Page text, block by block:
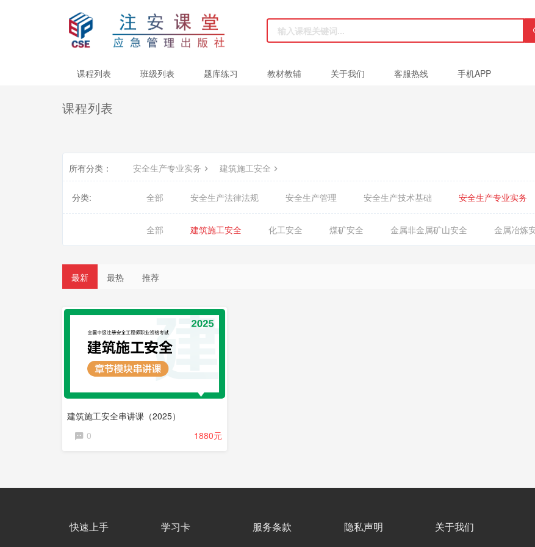
课程列表 班级列表 题库练习 教材教辅 关于我们 客服热线 手机APP
课程列表
所有分类： 安全生产专业实务 建筑施工安全
分类: 全部 安全生产法律法规 安全生产管理 安全生产技术基础 安全生产专业实务
全部 建筑施工安全 化工安全 煤矿安全 金属非金属矿山安全 金属冶炼
最新 最热 推荐
建筑施工安全串讲课（2025）
0
1880元
快速上手 学习卡 服务条款 隐私声明 关于我们